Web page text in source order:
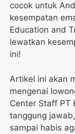
cocok untuk
kesempatan
Education and
lewatkan
ini!
Artikel ini akan
mengenai
Center Staff PT
tanggung
sampai habis